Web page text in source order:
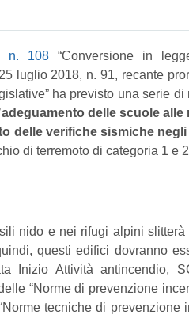
n. 108 “Conversione in
luglio 2018, n. 91, recante
ha previsto una serie di
adeguamento delle scuole alle
delle verifiche sismiche
di terremoto di categoria 1 e
nido e nei rifugi alpini slitterà
questi edifici dovranno
Inizio Attività antincendio,
“Norme di prevenzione
tecniche di prevenzione